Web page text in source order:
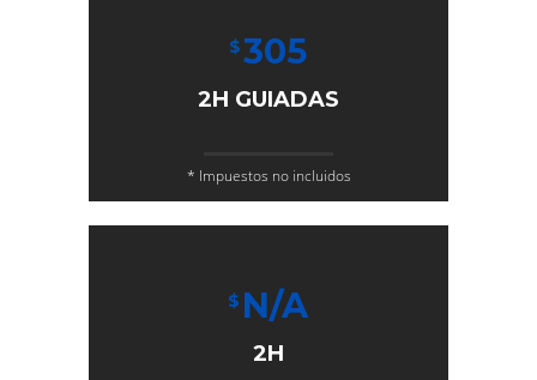
$305
2H GUIADAS
* Impuestos no incluidos
$ N/A
2H